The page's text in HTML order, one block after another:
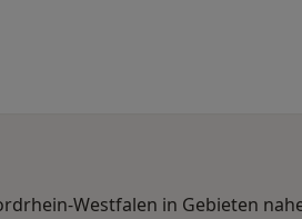
Westfalen in Gebieten